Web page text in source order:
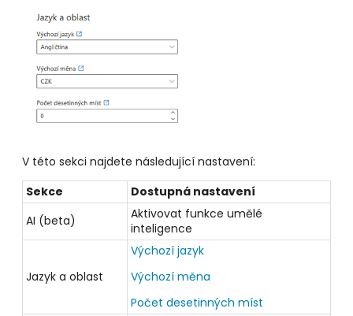
V této sekci najdete následující nastavení:
Sekce
Dostupná nastavení
AI (beta)
Aktivovat funkce umělé
inteligence
Jazyk a oblast
Výchozí jazyk
Výchozí měna
Počet desetinných míst